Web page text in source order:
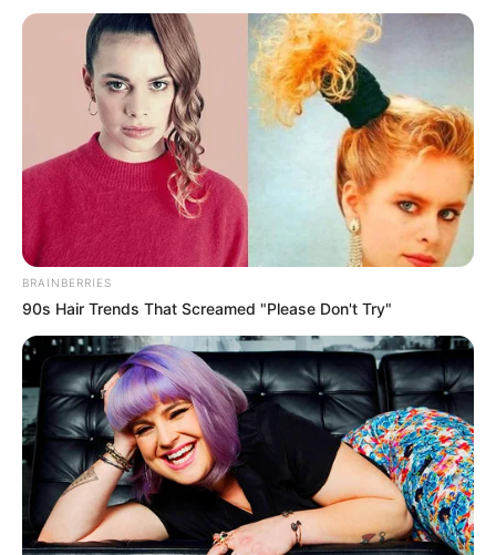
BRAINBERRIES
90s Hair Trends That Screamed "Please Don't Try"